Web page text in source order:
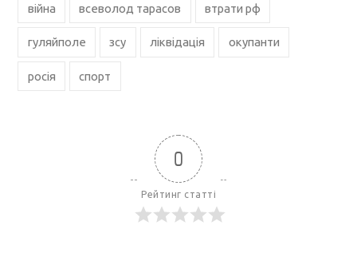
війна всеволод тарасов втрати рф
гуляйполе зсу ліквідація окупанти
росія спорт
0
Рейтинг статті